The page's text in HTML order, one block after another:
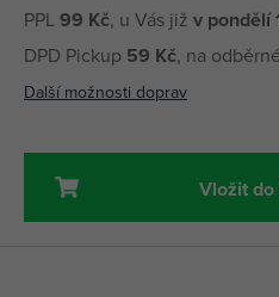
PPL99 Kč, u Vás již v pondělí
DPD Pickup 59 Kč, na
Další možnosti doprav
Vložit